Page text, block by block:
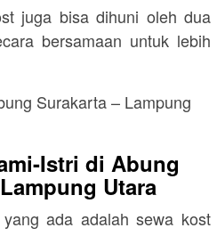
juga bisa dihuni oleh dua
bersamaan untuk lebih
Istri di Abung
Utara
ada adalah sewa kost